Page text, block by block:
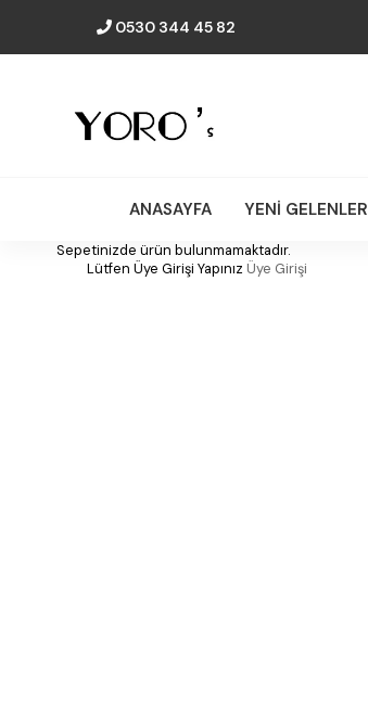
0530 344 45 82
ANASAYFA YENİ GELENLER
Sepetinizde ürün bulunmamaktadır.
Lütfen Üye Girişi Yapınız Üye Girişi